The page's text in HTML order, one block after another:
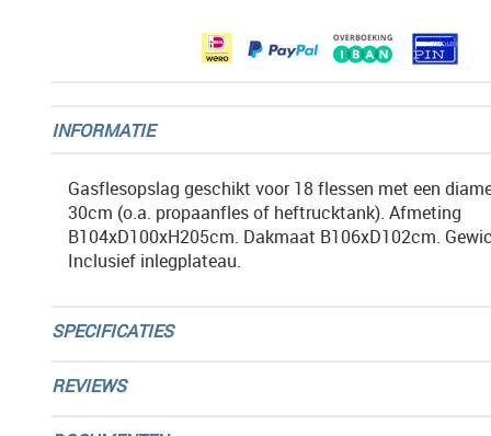
INFORMATIE
Gasflesopslag geschikt voor 18 flessen met een
30cm (o.a. propaanfles of heftrucktank). Afmeting
B104xD100xH205cm. Dakmaat B106xD102cm.
Inclusief inlegplateau.
SPECIFICATIES
REVIEWS